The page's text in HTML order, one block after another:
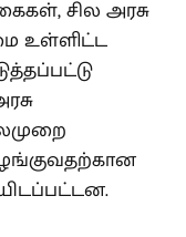
சில அரசு
உள்ளிட்ட